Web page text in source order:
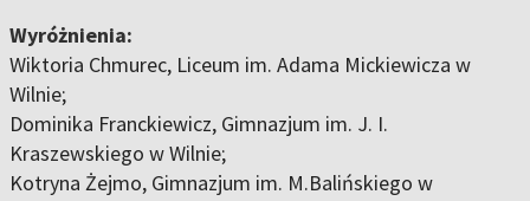
Wyróżnienia:
Wiktoria Chmurec, Liceum im. Adama Mickiewicza w
Wilnie;
Dominika Franckiewicz, Gimnazjum im. J. I.
Kraszewskiego w Wilnie;
Kotryna Żejmo, Gimnazjum im. M.Balińskiego w